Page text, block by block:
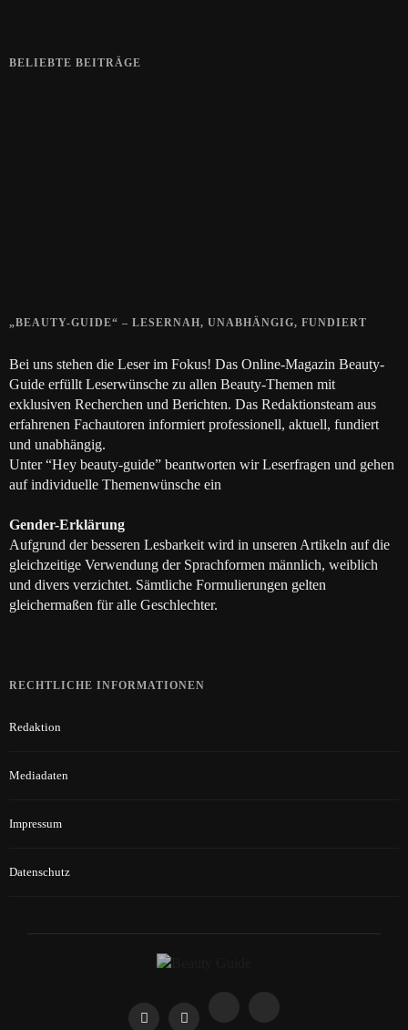
BELIEBTE BEITRÄGE
„BEAUTY-GUIDE“ – LESERNAH, UNABHÄNGIG, FUNDIERT
Bei uns stehen die Leser im Fokus! Das Online-Magazin Beauty-
Guide erfüllt Leserwünsche zu allen Beauty-Themen mit
exklusiven Recherchen und Berichten. Das Redaktionsteam aus
erfahrenen Fachautoren informiert professionell, aktuell, fundiert
und unabhängig.
Unter “Hey beauty-guide” beantworten wir Leserfragen und gehen
auf individuelle Themenwünsche ein
Gender-Erklärung
Aufgrund der besseren Lesbarkeit wird in unseren Artikeln auf die
gleichzeitige Verwendung der Sprachformen männlich, weiblich
und divers verzichtet. Sämtliche Formulierungen gelten
gleichermaßen für alle Geschlechter.
RECHTLICHE INFORMATIONEN
Redaktion
Mediadaten
Impressum
Datenschutz